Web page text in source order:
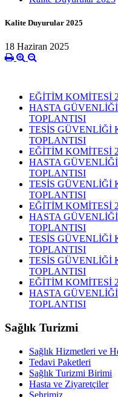
Kalite Duyurular 2025
18 Haziran 2025
EĞİTİM KOMİTESİ
HASTA
TOPLANTISI
TESİS GÜVENLİĞİ
TOPLANTISI
EĞİTİM KOMİTESİ
HASTA
TOPLANTISI
TESİS GÜVENLİĞİ
TOPLANTISI
EĞİTİM KOMİTESİ
HASTA
TOPLANTISI
TESİS GÜVENLİĞİ
TOPLANTISI
TESİS GÜVENLİĞİ
TOPLANTISI
EĞİTİM KOMİTESİ
HASTA
TOPLANTISI
Sağlık Turizmi
Sağlık Hizmetleri ve
Tedavi Paketleri
Sağlık Turizmi Birimi
Hasta ve Ziyaretçiler
Şehrimiz